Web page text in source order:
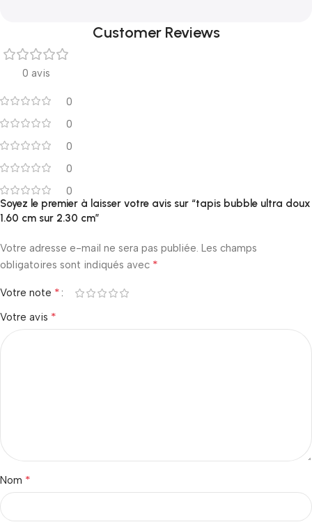
Customer Reviews
0 avis
0
0
0
0
0
Soyez le premier à laisser votre avis sur “tapis bubble ultra doux
1.60 cm sur 2.30 cm”
Votre adresse e-mail ne sera pas publiée. Les champs
obligatoires sont indiqués avec *
Votre note *
Votre avis *
Nom *